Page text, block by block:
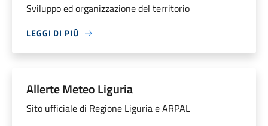
Sviluppo ed organizzazione del territorio
LEGGI DI PIÙ
Allerte Meteo Liguria
Sito ufficiale di Regione Liguria e ARPAL